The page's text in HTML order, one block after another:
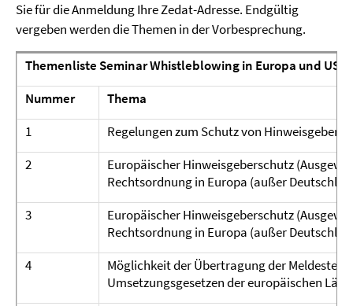
Sie für die Anmeldung Ihre Zedat-Adresse. Endgültig
vergeben werden die Themen in der Vorbesprechung.
Themenliste Seminar Whistleblowing in Europa und
Nummer
Thema
1
Regelungen zum Schutz von
2
Europäischer Hinweisgeberschutz
Rechtsordnung in Europa (außer
3
Europäischer Hinweisgeberschutz
Rechtsordnung in Europa (außer
4
Möglichkeit der Übertragung der
Umsetzungsgesetzen der europäischen